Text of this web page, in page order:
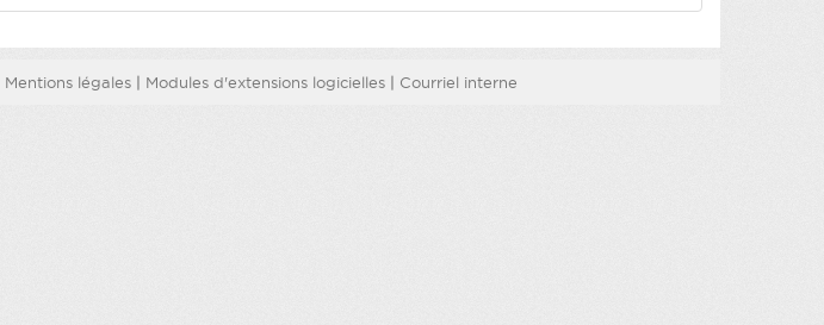
Mentions légales | Modules d'extensions logicielles | Courriel interne